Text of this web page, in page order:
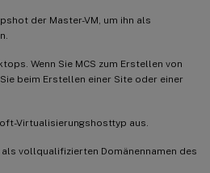
der Master-VM, um ihn als
Wenn Sie MCS zum Erstellen von
beim Erstellen einer Site oder einer
Virtualisierungshosttyp aus.
als vollqualifizierten Domänennamen des